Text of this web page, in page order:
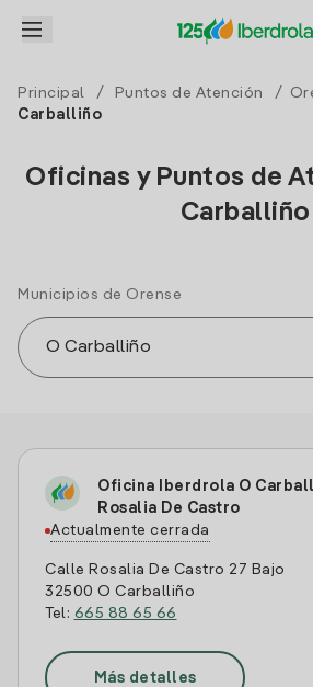
Principal / Puntos de Atención /
Carballiño
Oficinas y Puntos de
Carballiño
Municipios de Orense
Oficina Iberdrola O
Rosalia De Castro
Actualmente cerrada
Calle Rosalia De Castro 27 Bajo
32500 O Carballiño
Tel: 665 88 65 66
Más detalles